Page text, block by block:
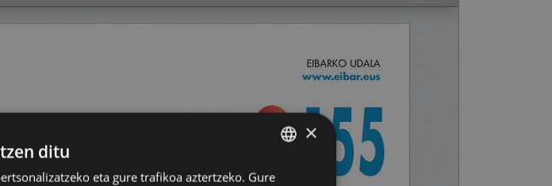
BASQUE
×
ditu
eta gure trafikoa aztertzeko. Gure